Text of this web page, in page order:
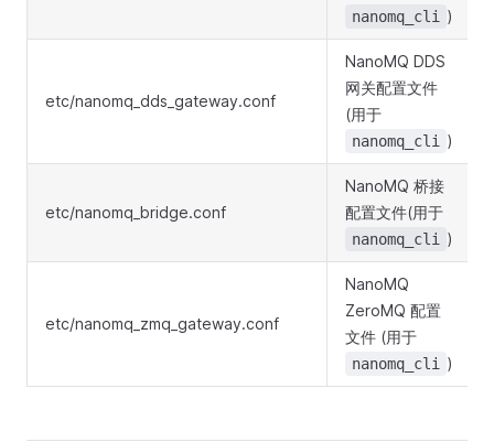
nanomq_cli )
etc/nanomq_dds_gateway.conf
NanoMQ DDS
网关配置文件
(用于
nanomq_cli )
etc/nanomq_bridge.conf
NanoMQ 桥接
配置文件(用于
nanomq_cli )
etc/nanomq_zmq_gateway.conf
NanoMQ
ZeroMQ 配置
文件 (用于
nanomq_cli )